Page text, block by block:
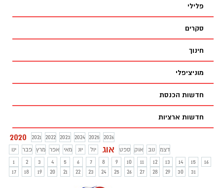
רביעיות בישראל בתוך שנה.
פלילי
סקרים
חינוך
מוניציפלי
חדשות הכנסת
חדשות ארציות
2020 2021 2022 2023 2024 2025
2026
ינו
פבר מרץ אפר מאי יונ יול אוג ספט אוק נוב
דצמ
1
2 3 4 5 6 7 8 9 10 11 12 13 14 15
16
17
18 19 20 21 22 23 24 25 26 27 28 29 30 31